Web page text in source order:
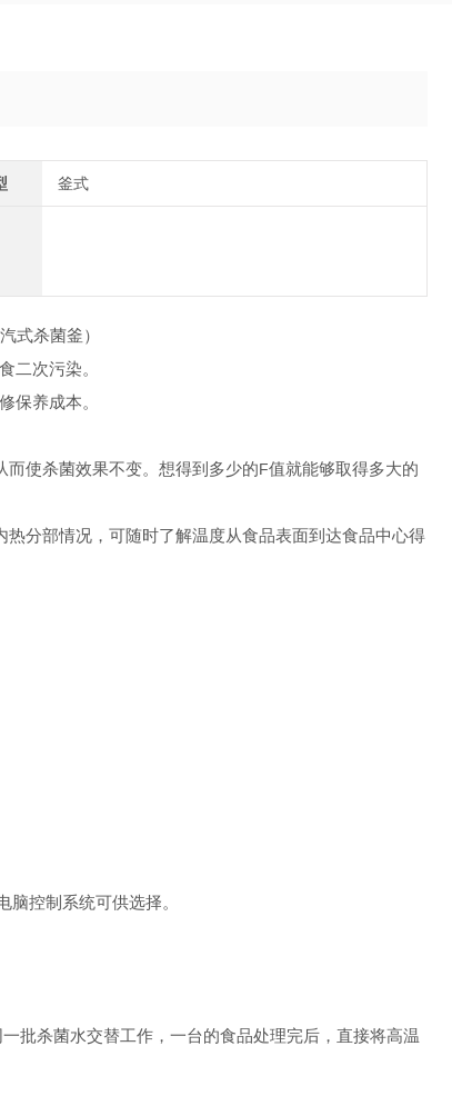
釜式
式杀菌釜）
二次污染。
保养成本。
使杀菌效果不变。想得到多少的F值就能够取得多大的
热分部情况，可随时了解温度从食品表面到达食品中心得
控制系统可供选择。
批杀菌水交替工作，一台的食品处理完后，直接将高温